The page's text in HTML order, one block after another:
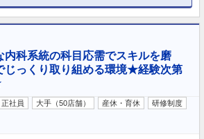
内科系統の科目応需でスキルを磨
じっくり取り組める環境★経験次第
正社員 大手（50店舗） 産休・育休
研修制度